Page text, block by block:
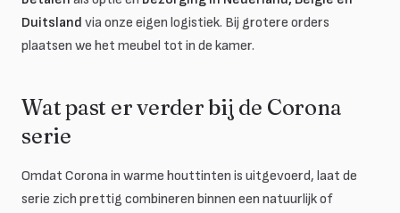
Duitsland via onze eigen logistiek. Bij grotere orders
plaatsen we het meubel tot in de kamer.
Wat past er verder bij de Corona
serie
Omdat Corona in warme houttinten is uitgevoerd, laat de
serie zich prettig combineren binnen een natuurlijk of